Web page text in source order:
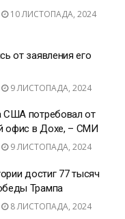
10 ЛИСТОПАДА, 2024
от заявления его
9 ЛИСТОПАДА, 2024
США потребовал от
офис в Дохе, – СМИ
9 ЛИСТОПАДА, 2024
достиг 77 тысяч
Трампа
8 ЛИСТОПАДА, 2024